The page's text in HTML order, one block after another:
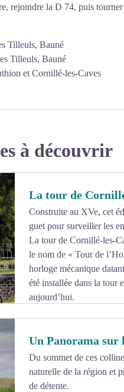
rejoindre la D 74, puis
Tilleuls, Bauné
Tilleuls, Bauné
et Cornillé-les-Caves
à découvrir
plein écran
La tour de
Construite au XVe, cet
guet pour surveiller les
La tour de Cornillé-les-
le nom de « Tour de
horloge mécanique
été installée dans la tour
aujourd’hui.
Un Panorama sur
Du sommet de ces
naturelle de la région et
de détente.